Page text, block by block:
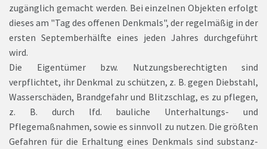
zugänglich gemacht werden. Bei einzelnen Objekten erfolgt
dieses am "Tag des offenen Denkmals", der regelmäßig in der
ersten Septemberhälfte eines jeden Jahres durchgeführt
wird.
Die Eigentümer bzw. Nutzungsberechtigten sind
verpflichtet, ihr Denkmal zu schützen, z. B. gegen Diebstahl,
Wasserschäden, Brandgefahr und Blitzschlag, es zu pflegen,
z. B. durch lfd. bauliche Unterhaltungs- und
Pflegemaßnahmen, sowie es sinnvoll zu nutzen. Die größten
Gefahren für die Erhaltung eines Denkmals sind substanz-